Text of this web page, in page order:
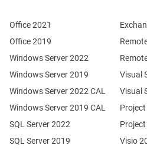
Office 2021
Office 2019
Windows Server 2022
Windows Server 2019
SQL Server 2022
SQL Server 2019
Windows Server 2022 CAL
Windows Server 2019 CAL
Visual
Visual
Project
Visio